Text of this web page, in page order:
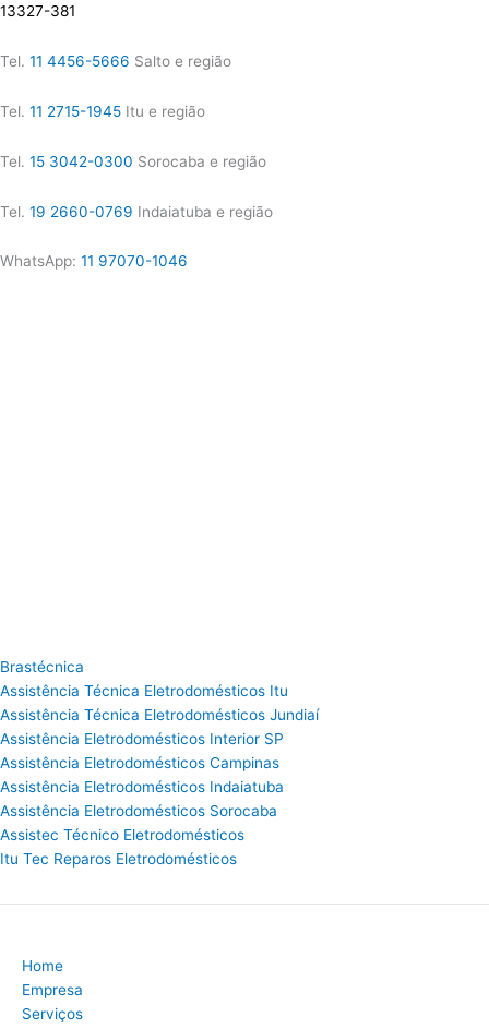
13327-381
Tel. 11 4456-5666 Salto e região
Tel. 11 2715-1945 Itu e região
Tel. 15 3042-0300 Sorocaba e região
Tel. 19 2660-0769 Indaiatuba e região
WhatsApp: 11 97070-1046
Brastécnica
Assistência Técnica Eletrodomésticos Itu
Assistência Técnica Eletrodomésticos Jundiaí
Assistência Eletrodomésticos Interior SP
Assistência Eletrodomésticos Campinas
Assistência Eletrodomésticos Indaiatuba
Assistência Eletrodomésticos Sorocaba
Assistec Técnico Eletrodomésticos
Itu Tec Reparos Eletrodomésticos
Home
Empresa
Serviços